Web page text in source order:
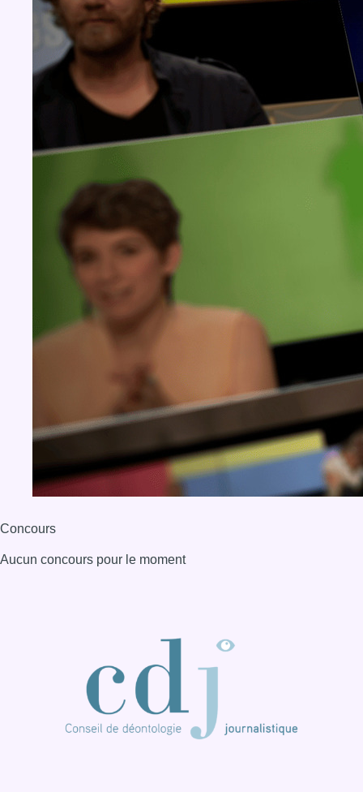
Concours
Aucun concours pour le moment